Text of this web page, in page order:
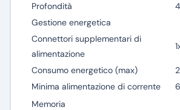
Profondità
Gestione energetica
Connettori supplementari di
alimentazione
Consumo energetico (max)
Minima alimentazione di corrente
Memoria